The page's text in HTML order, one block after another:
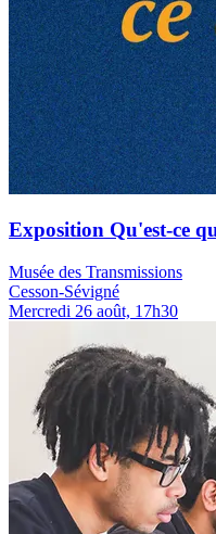
Exposition Qu'est-ce
Musée des Transmissions
Cesson-Sévigné
Mercredi 26 août, 17h30